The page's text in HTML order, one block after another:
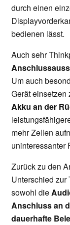
durch einen
bedienen lässt.
Auch sehr
Um auch
Gerät einsetzen
Akku an der
mehr Zellen
uninteressanter
Zurück zu den
Unterschied zur
sowohl die
Anschluss an
dauerhafte